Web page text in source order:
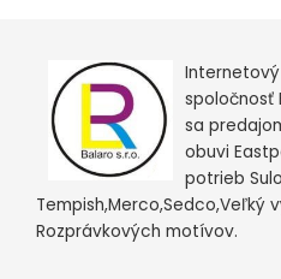
spoločnosť
sa
obuvi
potrieb
Tempish,Merco,Sedco,Veľký
Rozprávkových motívov.